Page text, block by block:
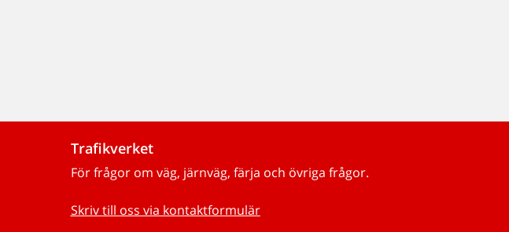
Trafikverket
För frågor om väg, järnväg, färja och övriga frågor.
Skriv till oss via kontaktformulär